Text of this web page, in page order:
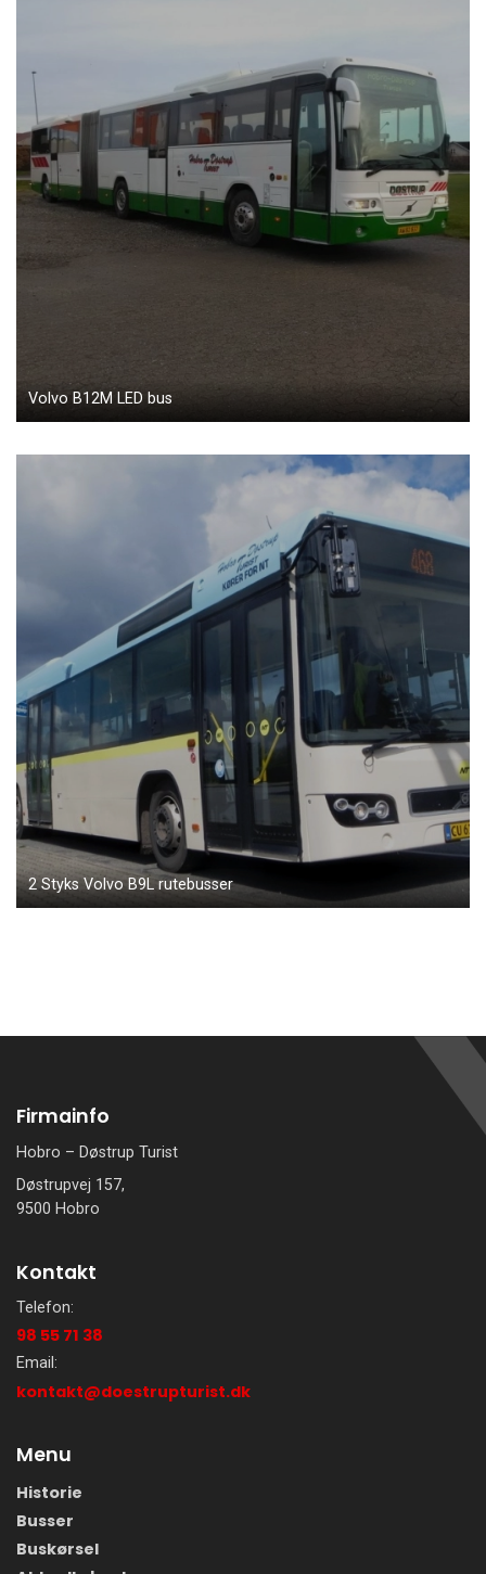
Volvo B12M LED bus
2 Styks Volvo B9L rutebusser
Firmainfo
Hobro – Døstrup Turist
Døstrupvej 157,
9500 Hobro
Kontakt
Telefon:
98 55 71 38
Email:
kontakt@doestrupturist.dk
Menu
Historie
Busser
Buskørsel